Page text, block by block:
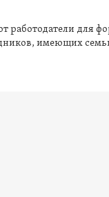
работодатели для
имеющих